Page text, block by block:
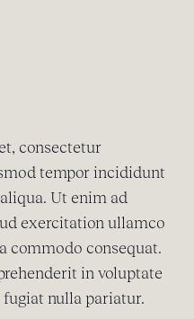
consectetur
tempor incididunt
Ut enim ad
exercitation ullamco
commodo consequat.
in voluptate
nulla pariatur.